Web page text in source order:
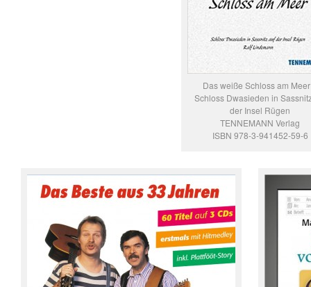
Das weiße Schloss am
Schloss Dwasieden in
der Insel Rügen
TENNEMANN Verlag
ISBN 978-3-941452-59-6